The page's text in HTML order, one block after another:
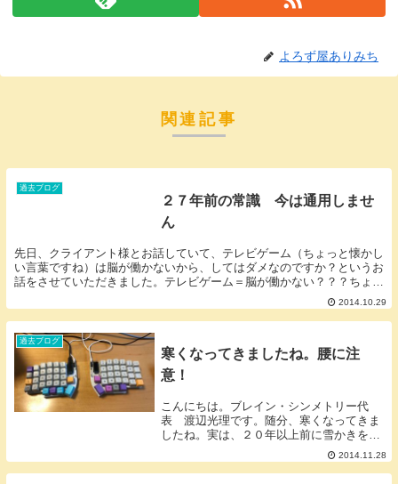
よろず屋ありみち
関連記事
過去ブログ
２７年前の常識 今は通用しませ
ん
先日、クライアント様とお話していて、テレビゲーム（ちょっと懐かし
い言葉ですね）は脳が働かないから、してはダメなのですか？というお
話をさせていただきました。テレビゲーム＝脳が働かない？？？ちょっ
2014.10.29
過去ブログ
寒くなってきましたね。腰に注
意！
こんにちは。ブレイン・シンメトリー代
表 渡辺光理です。随分、寒くなってきま
したね。実は、２０年以上前に雪かきをし
ていたときに腰を痛めてしまいそれから体
の骨格がズレると腰痛になって動けなくな
ることがたまにあります。正直言うと、昨
2014.11.28